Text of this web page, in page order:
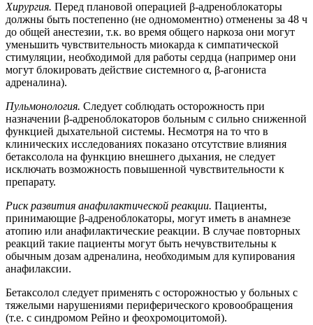
Хирургия. Перед плановой операцией β-адреноблокаторы
должны быть постепенно (не одномоментно) отменены за 48 ч
до общей анестезии, т.к. во время общего наркоза они могут
уменьшить чувствительность миокарда к симпатической
стимуляции, необходимой для работы сердца (например они
могут блокировать действие системного α, β-агониста
адреналина).
Пульмонология. Следует соблюдать осторожность при
назначении β-адреноблокаторов больным с сильно сниженной
функцией дыхательной системы. Несмотря на то что в
клинических исследованиях показано отсутствие влияния
бетаксолола на функцию внешнего дыхания, не следует
исключать возможность повышенной чувствительности к
препарату.
Риск развития анафилактической реакции. Пациенты,
принимающие β-адреноблокаторы, могут иметь в анамнезе
атопию или анафилактические реакции. В случае повторных
реакций такие пациенты могут быть нечувствительны к
обычным дозам адреналина, необходимым для купирования
анафилаксии.
Бетаксолол следует применять с осторожностью у больных с
тяжелыми нарушениями периферического кровообращения
(т.е. с синдромом Рейно и феохромоцитомой).